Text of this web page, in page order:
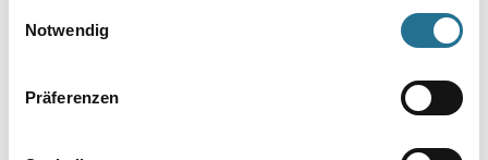
Notwendig
Präferenzen
PRODUKTEIGENSCHAFTEN
Produkteigenschaft